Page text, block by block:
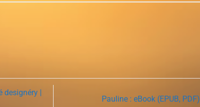
|
Pauline : eBook (EPUB, PDF)